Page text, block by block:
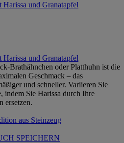
und Granatapfel
und Granatapfel
Brathähnchen oder Platthuhn ist die
Geschmack – das
und schneller. Variieren Sie
indem Sie Harissa durch Ihre
ersetzen.
aus Steinzeug
SPEICHERN